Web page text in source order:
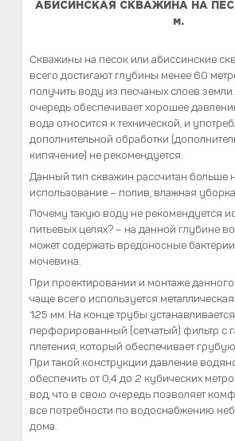
АБИСИНСКАЯ СКВАЖИНА НА
м.
Скважины на песок или абиссинские
всего достигают глубины менее 60
получить воду из песчаных слоев
очередь обеспечивает хорошее
вода относится к технической, и
дополнительной обработки
кипячение) не рекомендуется.
Данный тип скважин рассчитан больше
использование – полив, влажная уборка,
Почему такую воду не рекомендуется
питьевых целях? – на данной глубине
может содержать вредоносные
мочевина.
При проектировании и монтаже
чаще всего используется
125 мм. На конце трубы
перфорированный (сетчатый) фильтр с
плетения, который обеспечивает
При такой конструкции давление
обеспечить от 0,4 до 2 кубических
вод, что в свою очередь позволяет
все потребности по водоснабжению
дома.